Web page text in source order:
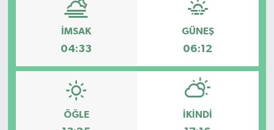
İMSAK
04:33
GÜNEŞ
06:12
ÖĞLE İKINDI